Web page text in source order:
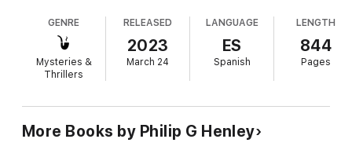
pueden haber sido asesinados. La prensa y la policía
sospechan que un asesino en serie anda suelto. John Slater
estaba cerca de la última víctima, es evasivo, parece no tener
antecedentes y podría ser el asesino. La segunda guerra de
Irak y la red de inteligencia pueden vincular a las víctimas y así
los errores cometidos en la creación de los expedientes
utilizados para respaldar la guerra permanecerán enterrados a
GENRE
Mysteries &
Thrillers
RELEASED
2023
March 24
LANGUAGE
ES
Spanish
LENGTH
844
Pages
More Books by Philip G Henley